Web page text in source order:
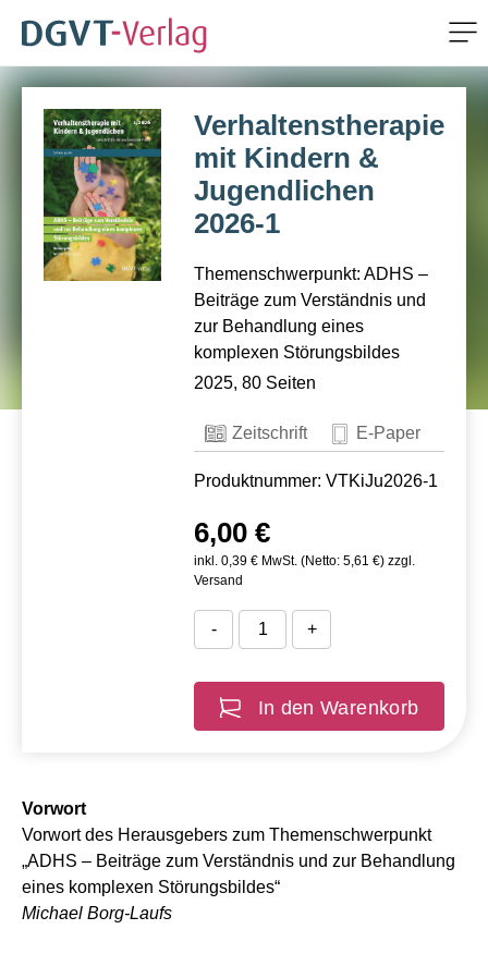
ZUR SUCHE SPRINGENVerhaltenstherapie
mit Kindern &
Jugendlichen
2026-1
Themenschwerpunkt: ADHS –
Beiträge zum Verständnis und
zur Behandlung eines
komplexen Störungsbildes
2025, 80 Seiten
Zeitschrift E-Paper
Produktnummer: VTKiJu2026-1
6,00 €
inkl. 0,39 € MwSt. (Netto: 5,61 €) zzgl.
Versand
- +
In den Warenkorb
Vorwort
Vorwort des Herausgebers zum Themenschwerpunkt
„ADHS – Beiträge zum Verständnis und zur Behandlung
eines komplexen Störungsbildes“
Michael Borg-Laufs